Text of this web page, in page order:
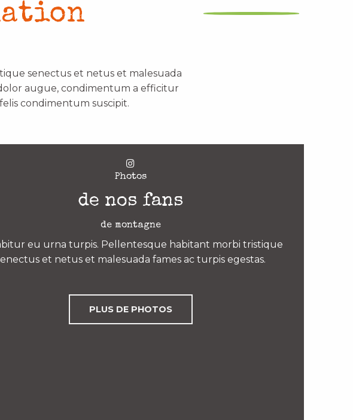
senectus et netus et malesuada
augue, condimentum a efficitur
condimentum suscipit.
Photos
de nos fans
de montagne
eu urna turpis. Pellentesque habitant morbi tristique
et netus et malesuada fames ac turpis egestas.
PLUS DE PHOTOS